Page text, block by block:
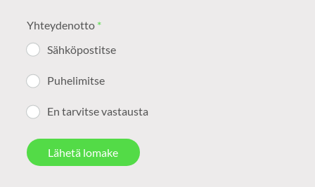
Yhteydenotto*
Sähköpostitse
Puhelimitse
En tarvitse vastausta
Lähetä lomake